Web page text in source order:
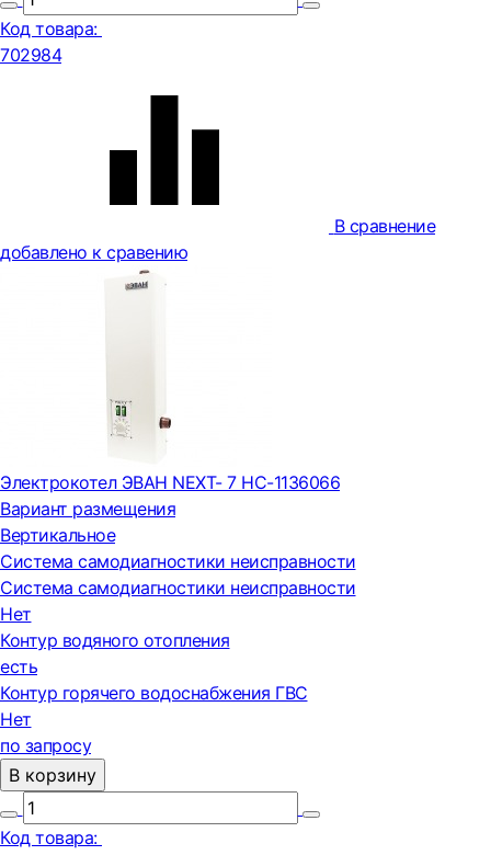
Код товара:
702984
В сравнение
добавлено к сравению
Электрокотел ЭВАН NEXT- 7 НС-1136066
Вариант размещения
Вертикальное
Система самодиагностики неисправности
Система самодиагностики неисправности
Нет
Контур водяного отопления
есть
Контур горячего водоснабжения ГВС
Нет
по запросу
В корзину
Код товара: